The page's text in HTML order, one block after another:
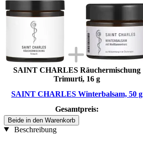
SAINT CHARLES Räuchermischung
Trimurti, 16 g
SAINT CHARLES Winterbalsam, 50 g
Gesamtpreis:
Beide in den Warenkorb
Beschreibung